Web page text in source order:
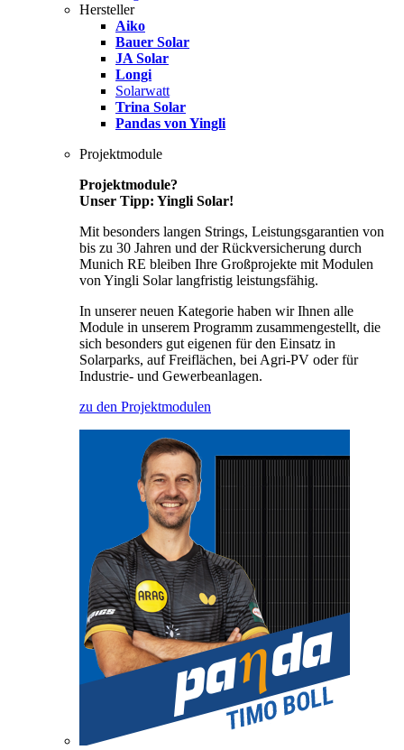
Hersteller
Aiko
Bauer Solar
JA Solar
Longi
Solarwatt
Trina Solar
Pandas von Yingli
Projektmodule
Projektmodule?
Unser Tipp: Yingli Solar!
Mit besonders langen Strings, Leistungsgarantien von
bis zu 30 Jahren und der Rückversicherung durch
Munich RE bleiben Ihre Großprojekte mit Modulen
von Yingli Solar langfristig leistungsfähig.
In unserer neuen Kategorie haben wir Ihnen alle
Module in unserem Programm zusammengestellt, die
sich besonders gut eigenen für den Einsatz in
Solarparks, auf Freiflächen, bei Agri-PV oder für
Industrie- und Gewerbeanlagen.
zu den Projektmodulen